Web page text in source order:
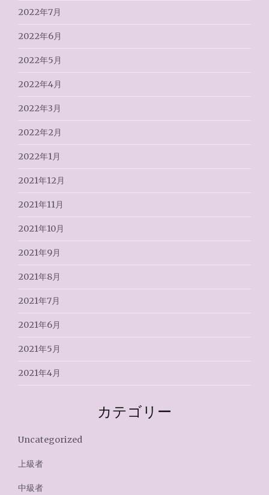
2022年7月
2022年6月
2022年5月
2022年4月
2022年3月
2022年2月
2022年1月
2021年12月
2021年11月
2021年10月
2021年9月
2021年8月
2021年7月
2021年6月
2021年5月
2021年4月
カテゴリー
Uncategorized
上級者
中級者